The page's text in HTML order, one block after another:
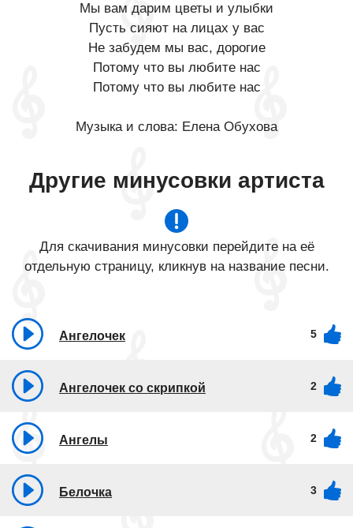
Мы вам дарим цветы и улыбки
Пусть сияют на лицах у вас
Не забудем мы вас, дорогие
Потому что вы любите нас
Потому что вы любите нас
Музыка и слова: Елена Обухова
Другие минусовки артиста
Для скачивания минусовки перейдите на её
отдельную страницу, кликнув на название песни.
Ангелочек 5
Ангелочек со скрипкой 2
Ангелы 2
Белочка 3